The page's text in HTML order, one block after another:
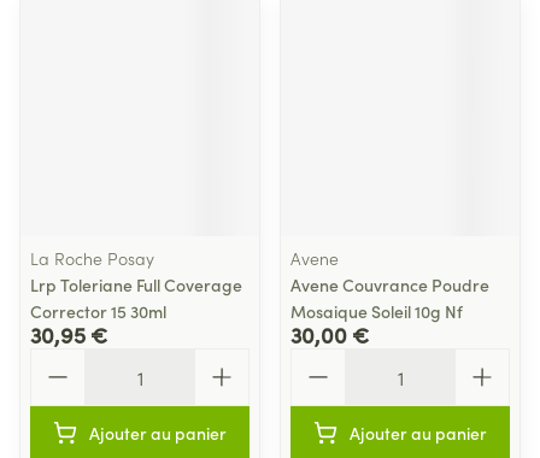
La Roche Posay
Lrp Toleriane Full Coverage
Corrector 15 30ml
30,95 €
Ajouter au panier
Avene
Avene Couvrance Poudre
Mosaique Soleil 10g Nf
30,00 €
Ajouter au panier